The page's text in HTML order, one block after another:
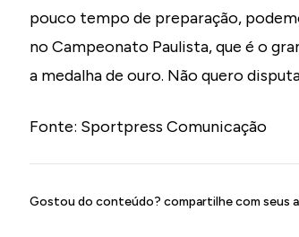
pouco tempo de preparação,
no Campeonato Paulista, que é o
a medalha de ouro. Não quero
Fonte: Sportpress Comunicação
Gostou do conteúdo? compartilhe com seus